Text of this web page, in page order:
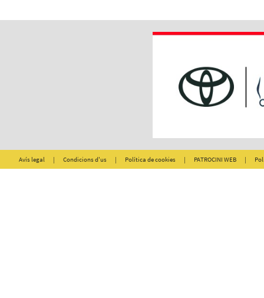
Avís legal | Condicions d'us | Política de cookies | PATROCINI WEB |